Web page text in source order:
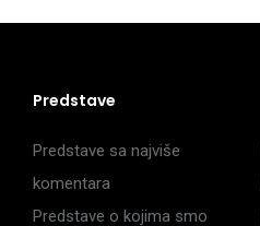
Predstave
Predstave sa najviše
komentara
Predstave o kojima smo